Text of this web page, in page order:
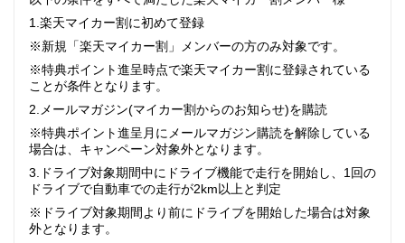
1.楽天マイカー割に初めて登録
※新規「楽天マイカー割」メンバーの方のみ対象です。
※特典ポイント進呈時点で楽天マイカー割に登録されている
ことが条件となります。
2.メールマガジン(マイカー割からのお知らせ)を購読
※特典ポイント進呈月にメールマガジン購読を解除している
場合は、キャンペーン対象外となります。
3.ドライブ対象期間中にドライブ機能で走行を開始し、1回の
ドライブで自動車での走行が2km以上と判定
※ドライブ対象期間より前にドライブを開始した場合は対象
外となります。